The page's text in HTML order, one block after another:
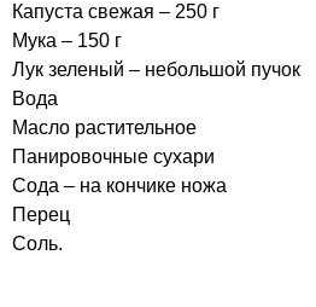
Капуста свежая – 250 г
Мука – 150 г
Лук зеленый – небольшой пучок
Вода
Масло растительное
Панировочные сухари
Сода – на кончике ножа
Перец
Соль.